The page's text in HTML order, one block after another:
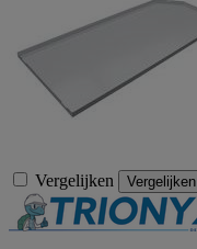
Vergelijken Vergelijken